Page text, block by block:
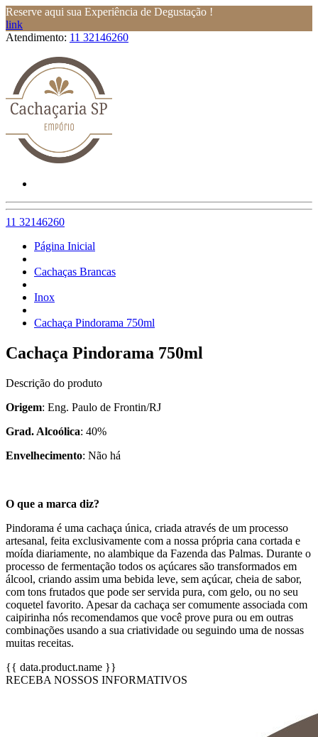
Reserve aqui sua Experiência de Degustação !
link
Atendimento: 11 32146260
11 32146260
Página Inicial
Cachaças Brancas
Inox
Cachaça Pindorama 750ml
Cachaça Pindorama 750ml
Descrição do produto
Origem: Eng. Paulo de Frontin/RJ
Grad. Alcoólica: 40%
Envelhecimento: Não há
O que a marca diz?
Pindorama é uma cachaça única, criada através de um processo
artesanal, feita exclusivamente com a nossa própria cana cortada e
moída diariamente, no alambique da Fazenda das Palmas. Durante o
processo de fermentação todos os açúcares são transformados em
álcool, criando assim uma bebida leve, sem açúcar, cheia de sabor,
com tons frutados que pode ser servida pura, com gelo, ou no seu
coquetel favorito. Apesar da cachaça ser comumente associada com
caipirinha nós recomendamos que você prove pura ou em outras
combinações usando a sua criatividade ou seguindo uma de nossas
muitas receitas.
{{ data.product.name }}
RECEBA NOSSOS INFORMATIVOS